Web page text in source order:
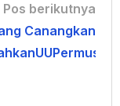
Pos berikutnya
Canangkan